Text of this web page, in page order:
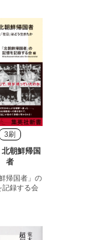
3刷
朝鮮帰国
者
鮮帰国者」の
記録する会